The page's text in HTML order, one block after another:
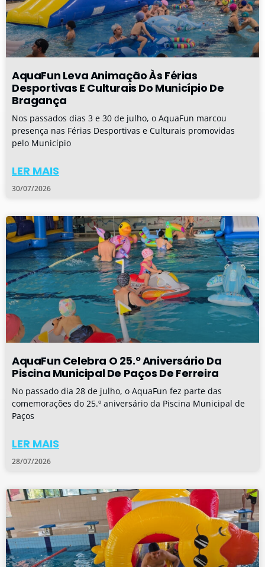
AquaFun Leva Animação Às Férias
Desportivas E Culturais Do Município De
Bragança
Nos passados dias 3 e 30 de julho, o AquaFun marcou
presença nas Férias Desportivas e Culturais promovidas
pelo Município
LER MAIS
30/07/2026
AquaFun Celebra O 25.º Aniversário Da
Piscina Municipal De Paços De Ferreira
No passado dia 28 de julho, o AquaFun fez parte das
comemorações do 25.º aniversário da Piscina Municipal de
Paços
LER MAIS
28/07/2026